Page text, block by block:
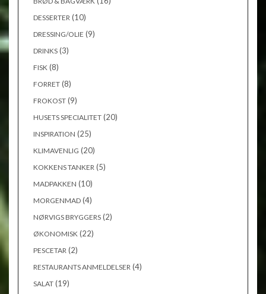
DESSERTER (10)
DRESSING/OLIE (9)
DRINKS (3)
FISK (8)
FORRET (8)
FROKOST (9)
HUSETS SPECIALITET (20)
INSPIRATION (25)
KLIMAVENLIG (20)
KOKKENS TANKER (5)
MADPAKKEN (10)
MORGENMAD (4)
NØRVIGS BRYGGERS (2)
ØKONOMISK (22)
PESCETAR (2)
RESTAURANTS ANMELDELSER (4)
SALAT (19)